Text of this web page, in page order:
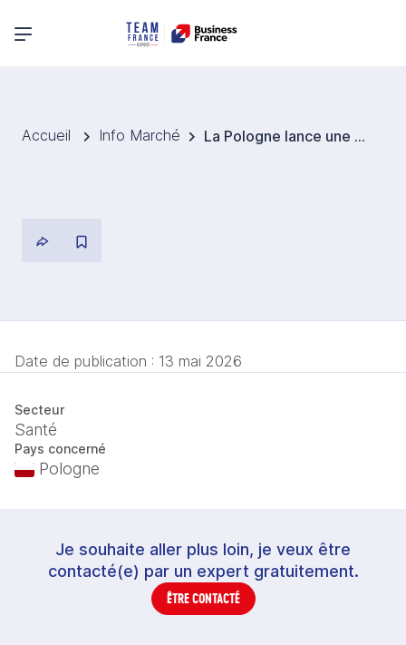
Menu principal
Accueil Info Marché La Pologne lance une plateforme d’ARN et renforce sa position dans les thérapies nouvelle génération
Date de publication : 13 mai 2026
Secteur
Santé
Pays concerné
Pologne
Je souhaite aller plus loin, je veux être
contacté(e) par un expert gratuitement.
ÊTRE CONTACTÉ